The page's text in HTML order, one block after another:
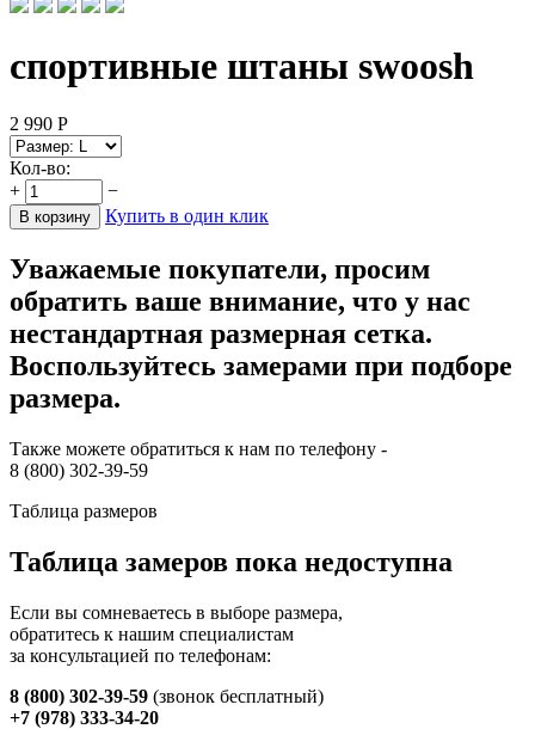
спортивные штаны swoosh
2 990 Р
Кол-во:
+
−
В корзину Купить в один клик
Уважаемые покупатели, просим
обратить ваше внимание, что у нас
нестандартная размерная сетка.
Воспользуйтесь замерами при подборе
размера.
Также можете обратиться к нам по телефону -
8 (800) 302-39-59
Таблица размеров
Таблица замеров пока недоступна
Если вы сомневаетесь в выборе размера,
обратитесь к нашим специалистам
за консультацией по телефонам:
8 (800) 302-39-59 (звонок бесплатный)
+7 (978) 333-34-20